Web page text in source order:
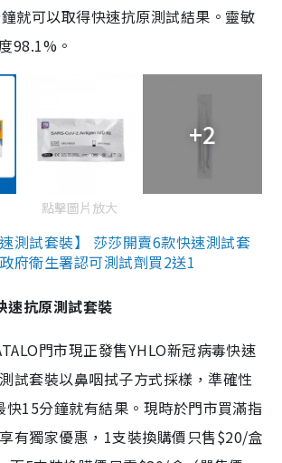
就可以取得快速抗原測試結果。靈敏
98.1%。
+2
點擊圖片放大
測試套裝】 莎莎開賣6款快速測試套
府衛生署認可測試劑買2送1
速抗原測試套裝
門市現正發售YHLO新冠病毒快速
試套裝以鼻咽拭子方式採樣，準確性
快15分鐘就有結果。現時於門市買滿指
有獨家優惠，1支裝換購價只售$20/盒